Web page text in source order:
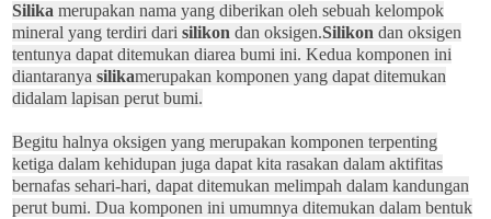
Silika merupakan nama yang diberikan oleh sebuah kelompok
mineral yang terdiri darisilikon dan oksigen.Silikon dan oksigen
tentunya dapat ditemukan diarea bumi ini. Kedua komponen ini
diantaranyasilikamerupakan komponen yang dapat ditemukan
didalam lapisan perut bumi.
Begitu halnya oksigen yang merupakan komponen terpenting
ketiga dalam kehidupan juga dapat kita rasakan dalam aktifitas
bernafas sehari-hari, dapat ditemukan melimpah dalam kandungan
perut bumi. Dua komponen ini umumnya ditemukan dalam bentuk